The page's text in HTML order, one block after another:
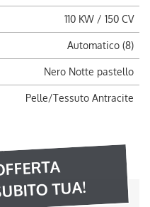
110 KW / 150 CV
Automatico (8)
Nero Notte pastello
Pelle/Tessuto Antracite
TUA!